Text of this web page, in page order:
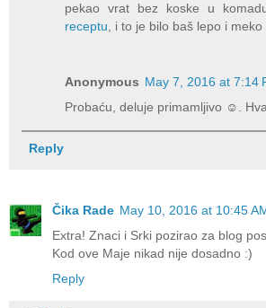
pekao vrat bez koske u
receptu, i to je bilo baš lepo i
Anonymous May 7, 2016 at 7:14
Probaću, deluje primamljivo ☺.
Reply
Čika Rade May 10, 2016 at 10:45
Extra! Znaci i Srki pozirao za blog
Kod ove Maje nikad nije dosadno :)
Reply